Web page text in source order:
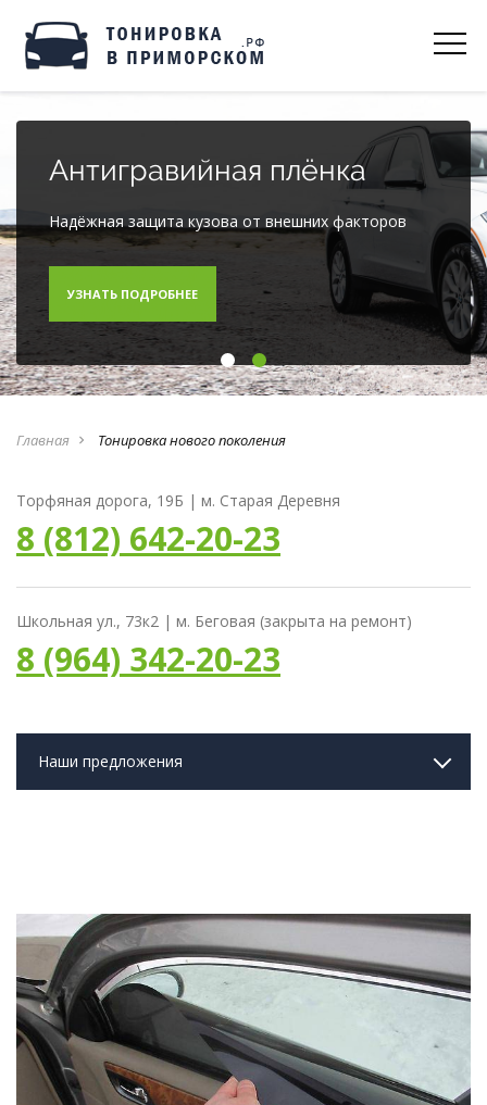
Антигравийная плёнка
Надёжная защита кузова от внешних факторов
УЗНАТЬ ПОДРОБНЕЕ
Главная navigate_next Тонировка нового поколения
Торфяная дорога, 19Б | м. Старая Деревня
8 (812) 642-20-23
Школьная ул., 73к2 | м. Беговая (закрыта на ремонт)
8 (964) 342-20-23
Наши предложения